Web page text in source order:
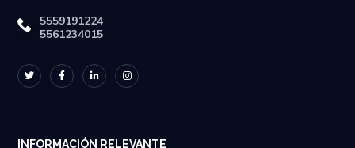
5559191224
5561234015
INFORMACIÓN RELEVANTE